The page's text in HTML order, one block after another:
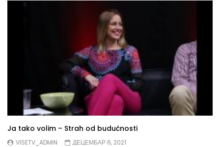
Ja tako volim – Strah od budućnosti
VISETV_ADMIN
ДЕЦЕМБАР 6, 2021